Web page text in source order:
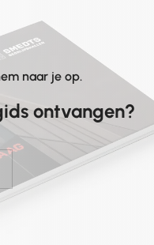
naar je op.
ontvangen?